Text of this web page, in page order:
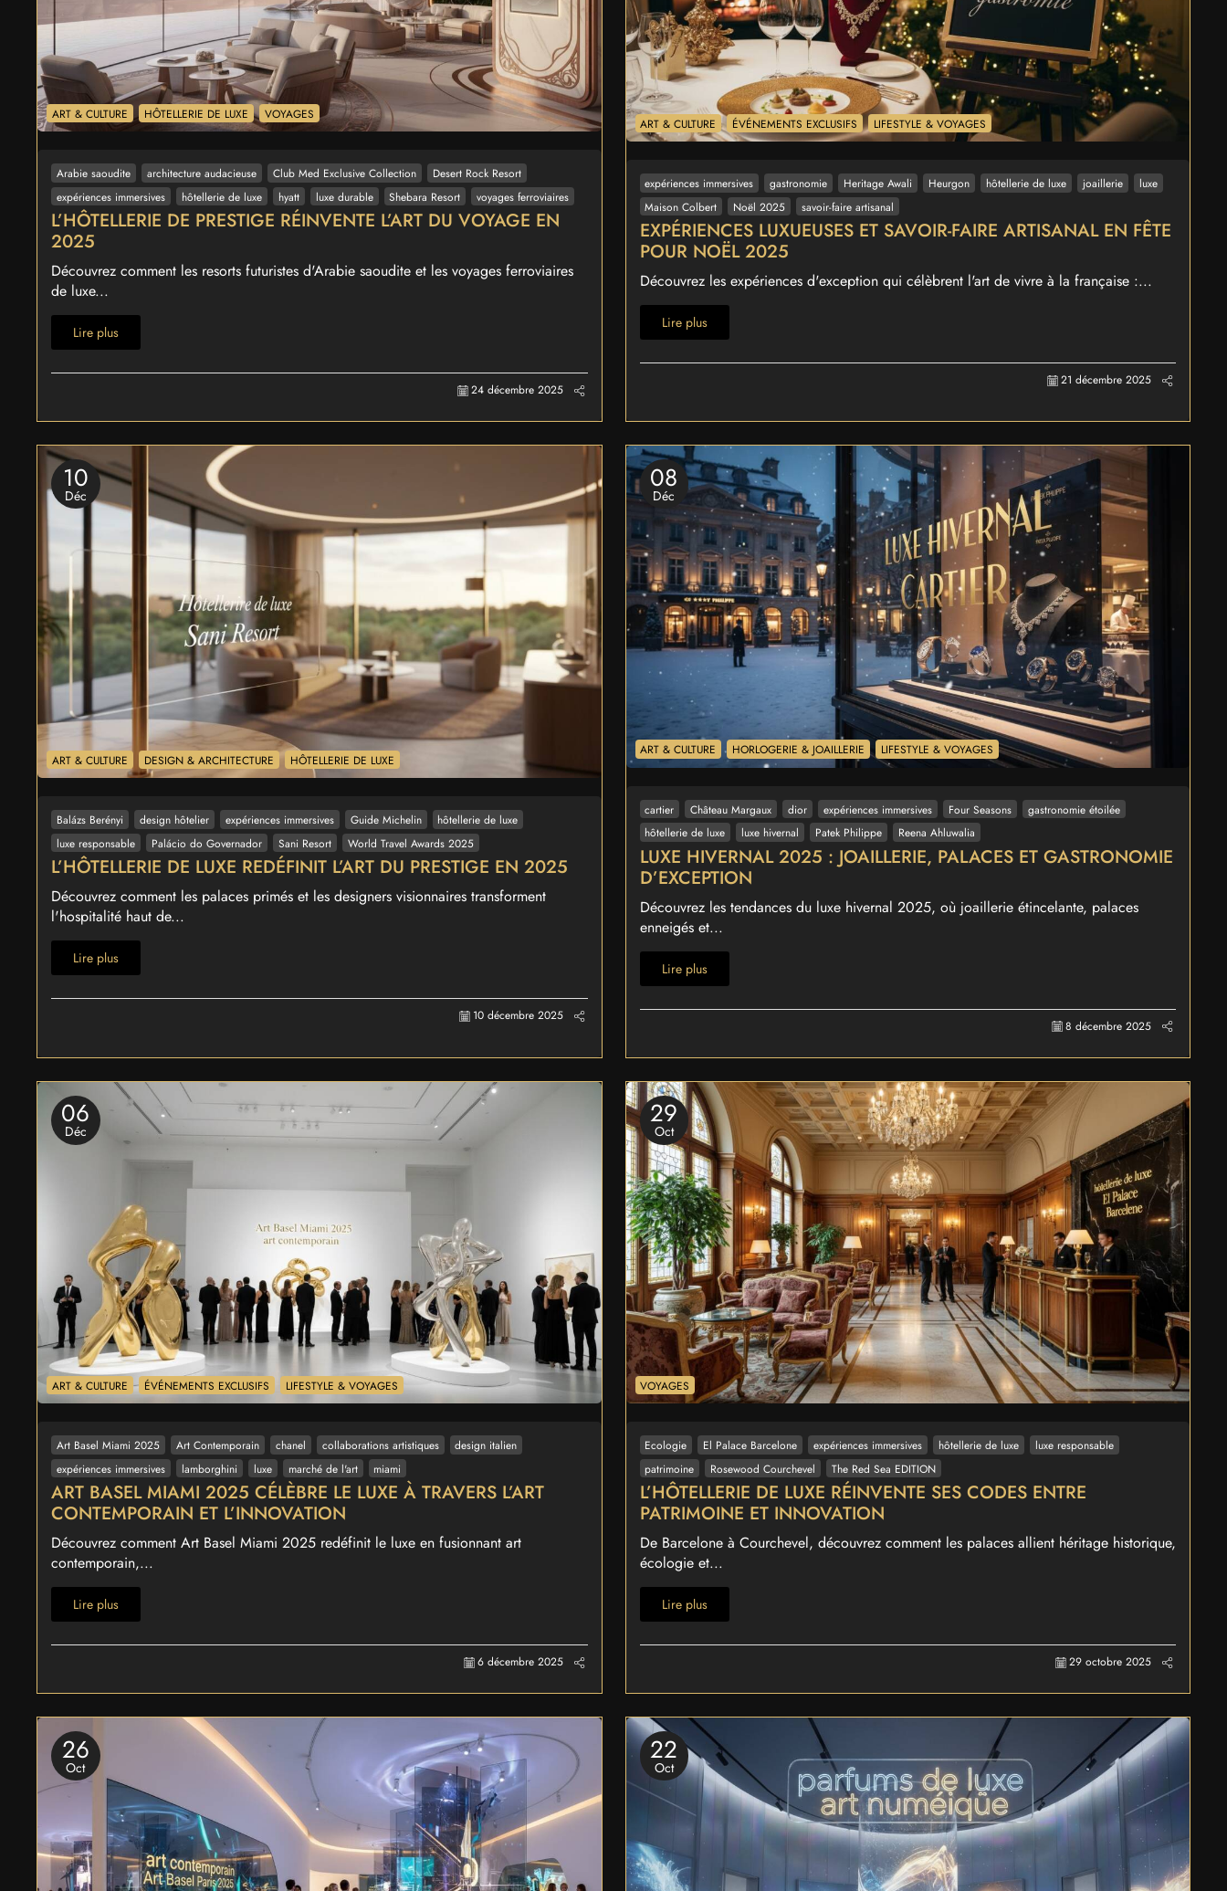
ART & CULTURE HÔTELLERIE DE LUXE VOYAGES
Arabie saoudite architecture audacieuse Club Med Exclusive Collection
Desert Rock Resort
expériences immersives
hôtellerie de luxe hyatt luxe durable Shebara Resort voyages ferroviaires
L’HÔTELLERIE DE PRESTIGE RÉINVENTE L’ART DU VOYAGE EN
2025
Découvrez comment les resorts futuristes d'Arabie saoudite et les voyages ferroviaires
de luxe...
Lire plus
24 décembre 2025
ART & CULTURE ÉVÉNEMENTS EXCLUSIFS LIFESTYLE & VOYAGES
expériences immersives gastronomie Heritage Awali Heurgon hôtellerie de luxe joaillerie
luxe
Maison Colbert
Noël 2025 savoir-faire artisanal
EXPÉRIENCES LUXUEUSES ET SAVOIR-FAIRE ARTISANAL EN FÊTE
POUR NOËL 2025
Découvrez les expériences d'exception qui célèbrent l'art de vivre à la française :...
Lire plus
21 décembre 2025
10
Déc
ART & CULTURE DESIGN & ARCHITECTURE HÔTELLERIE DE LUXE
Balázs Berényi design hôtelier expériences immersives Guide Michelin
hôtellerie de luxe
luxe responsable
Palácio do Governador Sani Resort World Travel Awards 2025
L’HÔTELLERIE DE LUXE REDÉFINIT L’ART DU PRESTIGE EN 2025
Découvrez comment les palaces primés et les designers visionnaires transforment
l'hospitalité haut de...
Lire plus
10 décembre 2025
08
Déc
ART & CULTURE HORLOGERIE & JOAILLERIE LIFESTYLE & VOYAGES
cartier Château Margaux dior expériences immersives Four Seasons
gastronomie étoilée
hôtellerie de luxe
luxe hivernal Patek Philippe Reena Ahluwalia
LUXE HIVERNAL 2025 : JOAILLERIE, PALACES ET GASTRONOMIE
D’EXCEPTION
Découvrez les tendances du luxe hivernal 2025, où joaillerie étincelante, palaces
enneigés et...
Lire plus
8 décembre 2025
06
Déc
ART & CULTURE ÉVÉNEMENTS EXCLUSIFS LIFESTYLE & VOYAGES
Art Basel Miami 2025 Art Contemporain chanel collaborations artistiques
design italien
expériences immersives
lamborghini luxe marché de l'art miami
ART BASEL MIAMI 2025 CÉLÈBRE LE LUXE À TRAVERS L’ART
CONTEMPORAIN ET L’INNOVATION
Découvrez comment Art Basel Miami 2025 redéfinit le luxe en fusionnant art
contemporain,...
Lire plus
6 décembre 2025
29
Oct
VOYAGES
Ecologie El Palace Barcelone expériences immersives hôtellerie de luxe
luxe responsable
patrimoine
Rosewood Courchevel The Red Sea EDITION
L’HÔTELLERIE DE LUXE RÉINVENTE SES CODES ENTRE
PATRIMOINE ET INNOVATION
De Barcelone à Courchevel, découvrez comment les palaces allient héritage historique,
écologie et...
Lire plus
29 octobre 2025
26
Oct
22
Oct